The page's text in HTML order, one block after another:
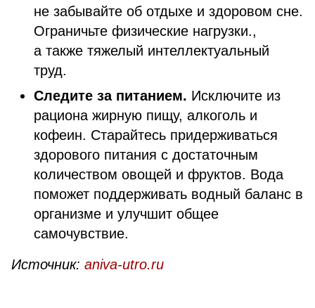
не забывайте об отдыхе и здоровом сне.
Ограничьте физические нагрузки.,
а также тяжелый интеллектуальный
труд.
Следите за питанием. Исключите из
рациона жирную пищу, алкоголь и
кофеин. Старайтесь придерживаться
здорового питания с достаточным
количеством овощей и фруктов. Вода
поможет поддерживать водный баланс в
организме и улучшит общее
самочувствие.
Источник: aniva-utro.ru